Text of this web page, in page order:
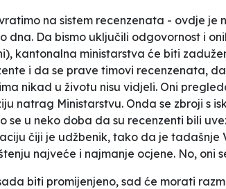
na sistem recenzenata - ovdje
dna. Da bismo uključili odgovornost i
kantonalna ministarstva će biti
i da se prave timovi recenzenata,
nikad u životu nisu vidjeli. Oni
natrag Ministarstvu. Onda se zbroji s
se u neko doba da su recenzenti bili
čiji je udžbenik, tako da je
najveće i najmanje ocjene. No, oni
biti promijenjeno, sad će morati